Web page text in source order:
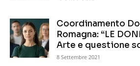
Coordinamento
Romagna: “LE
Arte e questione
8 Settembre 2021